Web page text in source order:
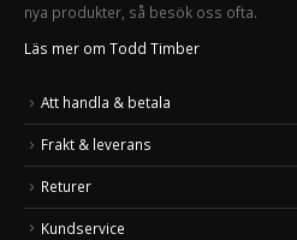
nya produkter, så besök oss ofta.
Läs mer om Todd Timber
Att handla & betala
Frakt & leverans
Returer
Kundservice